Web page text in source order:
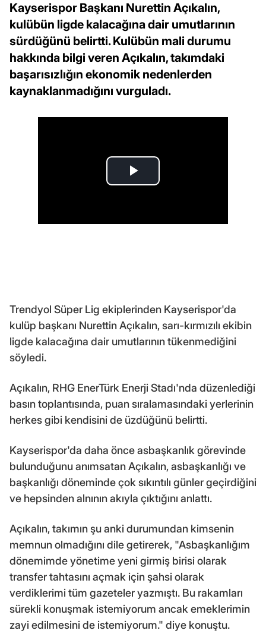
Kayserispor Başkanı Nurettin Açıkalın,
kulübün ligde kalacağına dair umutlarının
sürdüğünü belirtti. Kulübün mali durumu
hakkında bilgi veren Açıkalın, takımdaki
başarısızlığın ekonomik nedenlerden
kaynaklanmadığını vurguladı.
Trendyol Süper Lig ekiplerinden Kayserispor'da
kulüp başkanı Nurettin Açıkalın, sarı-kırmızılı ekibin
ligde kalacağına dair umutlarının tükenmediğini
söyledi.
Açıkalın, RHG EnerTürk Enerji Stadı'nda düzenlediği
basın toplantısında, puan sıralamasındaki yerlerinin
herkes gibi kendisini de üzdüğünü belirtti.
Kayserispor'da daha önce asbaşkanlık görevinde
bulunduğunu anımsatan Açıkalın, asbaşkanlığı ve
başkanlığı döneminde çok sıkıntılı günler geçirdiğini
ve hepsinden alnının akıyla çıktığını anlattı.
Açıkalın, takımın şu anki durumundan kimsenin
memnun olmadığını dile getirerek, "Asbaşkanlığım
dönemimde yönetime yeni girmiş birisi olarak
transfer tahtasını açmak için şahsi olarak
verdiklerimi tüm gazeteler yazmıştı. Bu rakamları
sürekli konuşmak istemiyorum ancak emeklerimin
zayi edilmesini de istemiyorum." diye konuştu.